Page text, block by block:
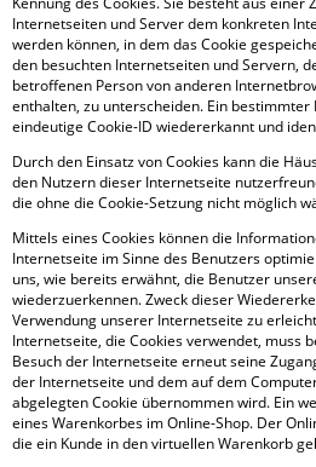
Internetseiten und Server dem konkreten
werden können, in dem das Cookie
den besuchten Internetseiten und Servern,
betroffenen Person von anderen
enthalten, zu unterscheiden. Ein
eindeutige Cookie-ID wiedererkannt und
Durch den Einsatz von Cookies kann die
den Nutzern dieser Internetseite
die ohne die Cookie-Setzung nicht möglich
Mittels eines Cookies können die
Internetseite im Sinne des Benutzers
uns, wie bereits erwähnt, die Benutzer
wiederzuerkennen. Zweck dieser
Verwendung unserer Internetseite zu
Internetseite, die Cookies verwendet, muss
Besuch der Internetseite erneut seine
der Internetseite und dem auf dem
abgelegten Cookie übernommen wird. Ein
eines Warenkorbes im Online-Shop. Der
die ein Kunde in den virtuellen Warenkorb